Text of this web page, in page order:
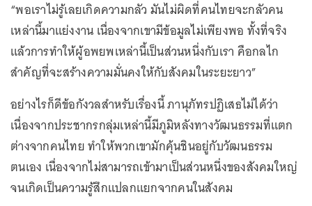
“พอเราไม่รู้เลยเกิดความกลัว มันไม่ผิดที่คนไทยจะกลัวคน
เหล่านี้มาแย่งงาน เนื่องจากเขามีข้อมูลไม่เพียงพอ ทั้งที่จริง
แล้วการทำให้ผู้อพยพเหล่านี้เป็นส่วนหนึ่งกับเรา คือกลไก
สำคัญที่จะสร้างความมั่นคงให้กับสังคมในระยะยาว”
อย่างไรก็ดีข้อกังวลสำหรับเรื่องนี้ ภานุภัทรปฏิเสธไม่ได้ว่า
เนื่องจากประชากรกลุ่มเหล่านี้มีภูมิหลังทางวัฒนธรรมที่แตก
ต่างจากคนไทย ทำให้พวกเขามักคุ้นชินอยู่กับวัฒนธรรม
ตนเอง เนื่องจากไม่สามารถเข้ามาเป็นส่วนหนึ่งของสังคมใหญ่
จนเกิดเป็นความรู้สึกแปลกแยกจากคนในสังคม